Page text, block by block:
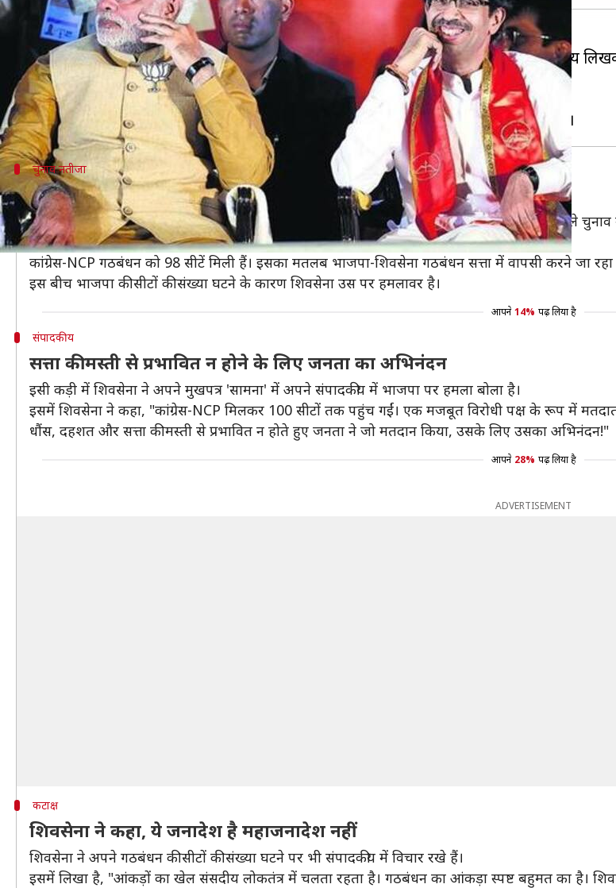
क्या है खबर?
महाराष्ट्र विधानसभा चुनाव के परिणाम के एक दिन बाद शिवसेना ने अपने मुखपत्र 'सामना' में संपादकीय
शिवसेना ने कहा है कि ये महाजनादेश नहीं बल्कि जनादेश है जिसे स्वीकार करना पड़ेगा।
पार्टी का कहना है कि ये परिणाम 'सत्ताधीशों' को मिला सबक है कि अब सत्ता की धौंस नहीं चलेगी।
चुनाव नतीजा
भाजपा की सीटें घटने के कारण हमलावर है शिवसेना
दरअसल, महाराष्ट्र की 288 विधानसभा सीटों पर हुए चुनावों में भाजपा को कुल 105 सीटें मिली हैं जो पिछले
वहीं शिवसेना की सीटों की संख्या भी 63 से घटकर 56 पर पहुंच गई है।
कांग्रेस-NCP गठबंधन को 98 सीटें मिली हैं। इसका मतलब भाजपा-शिवसेना गठबंधन सत्ता में वापसी करने जा रहा
इस बीच भाजपा की सीटों की संख्या घटने के कारण शिवसेना उस पर हमलावर है।
आपने 14% पढ़ लिया है
संपादकीय
सत्ता की मस्ती से प्रभावित न होने के लिए जनता का अभिनंदन
इसी कड़ी में शिवसेना ने अपने मुखपत्र 'सामना' में अपने संपादकीय में भाजपा पर हमला बोला है।
इसमें शिवसेना ने कहा, "कांग्रेस-NCP मिलकर 100 सीटों तक पहुंच गईं। एक मजबूत विरोधी पक्ष के रूप में
धौंस, दहशत और सत्ता की मस्ती से प्रभावित न होते हुए जनता ने जो मतदान किया, उसके लिए उसका अभिनंदन!"
आपने 28% पढ़ लिया है
ADVERTISEMENT
कटाक्ष
शिवसेना ने कहा, ये जनादेश है महाजनादेश नहीं
शिवसेना ने अपने गठबंधन की सीटों की संख्या घटने पर भी संपादकीय में विचार रखे हैं।
इसमें लिखा है, "आंकड़ों का खेल संसदीय लोकतंत्र में चलता रहता है। गठबंधन का आंकड़ा स्पष्ट बहुमत का है।